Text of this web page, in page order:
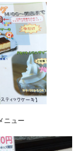
ニュー